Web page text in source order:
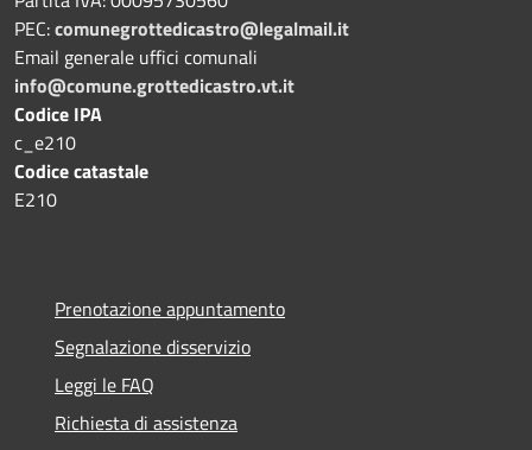
PEC:comunegrottedicastro@legalmail.it
Email generale uffici comunali
info@comune.grottedicastro.vt.it
Codice IPA
c_e210
Codice catastale
E210
Prenotazione appuntamento
Segnalazione disservizio
Leggi le FAQ
Richiesta di assistenza